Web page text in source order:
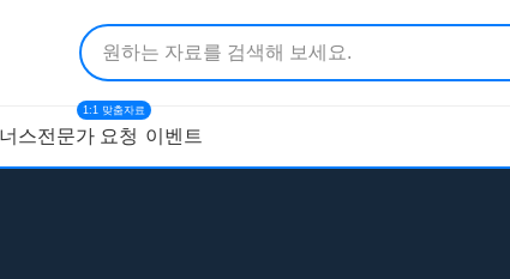
스전문가 요청
1:1 맞춤자료
이벤트